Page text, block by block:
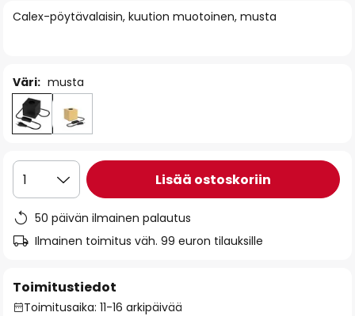
ofCalex-pöytävalaisin, kuution muotoinen, musta
Väri: musta
1 Lisää ostoskoriin
50 päivän ilmainen palautus
Ilmainen toimitus väh. 99 euron tilauksille
Toimitustiedot
Toimitusaika: 11-16 arkipäivää